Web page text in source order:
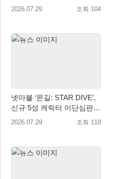
형제 레이서 참전
2026.07.29 조회 104
넷마블 ‘몬길: STAR DIVE’,
신규 5성 캐릭터 이단심판관
‘메이벨’ 등장
2026.07.29 조회 118